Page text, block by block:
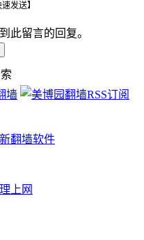
发送】
此留言的回复。
翻墙软件
上网